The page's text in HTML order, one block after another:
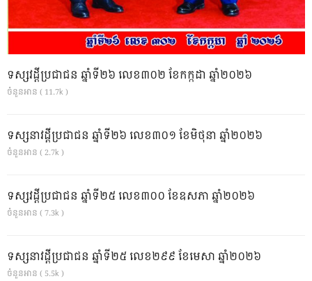
ទស្សវដ្តីប្រជាជន ឆ្នាំទី២៦ លេខ៣០២ ខែកក្កដា ឆ្នាំ២០២៦
ចំនួនអាន ( 11.7k )
ទស្សនាវដ្ដីប្រជាជន ឆ្នាំទី២៦ លេខ៣០១ ខែមិថុនា ឆ្នាំ២០២៦
ចំនួនអាន ( 2.7k )
ទស្សវដ្តីប្រជាជន ឆ្នាំទី២៥ លេខ៣០០ ខែឧសភា ឆ្នាំ២០២៦
ចំនួនអាន ( 7.3k )
ទស្សនាវដ្ដីប្រជាជន ឆ្នាំទី២៥ លេខ២៩៩ ខែមេសា ឆ្នាំ២០២៦
ចំនួនអាន ( 5.5k )